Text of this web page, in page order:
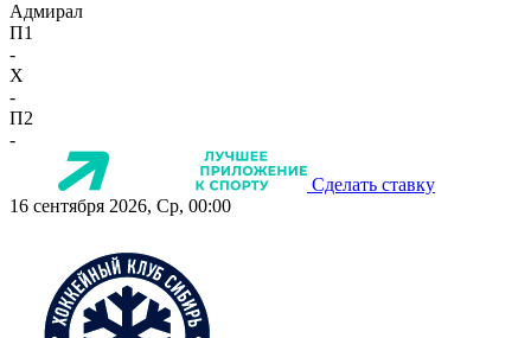
Адмирал
П1
-
X
-
П2
-
Сделать ставку
16 сентября 2026, Ср, 00:00